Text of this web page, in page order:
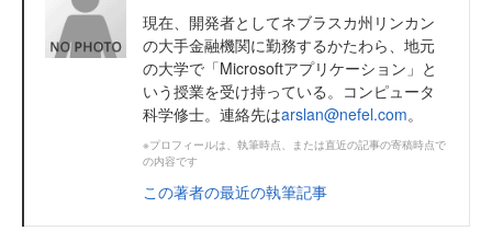
現在、開発者としてネブラスカ州リンカン
の大手金融機関に勤務するかたわら、地元
の大学で「Microsoftアプリケーション」と
いう授業を受け持っている。コンピュータ
科学修士。連絡先はarslan@nefel.com。
※プロフィールは、執筆時点、または直近の記事の寄稿時点で
の内容です
この著者の最近の執筆記事